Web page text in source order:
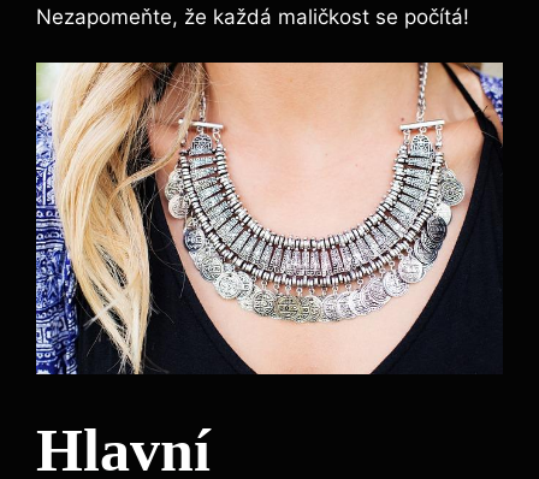
Nezapomeňte, že každá maličkost se počítá!
Hlavní